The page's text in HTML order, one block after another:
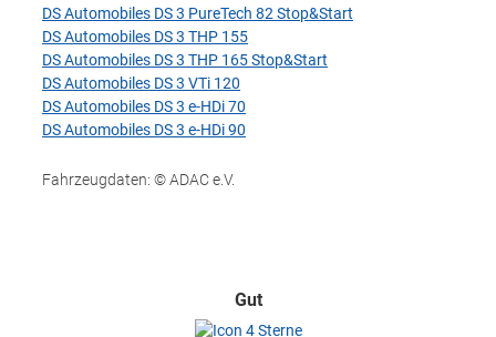
DS Automobiles DS 3 PureTech 82 Stop&Start
DS Automobiles DS 3 THP 155
DS Automobiles DS 3 THP 165 Stop&Start
DS Automobiles DS 3 VTi 120
DS Automobiles DS 3 e-HDi 70
DS Automobiles DS 3 e-HDi 90
Fahrzeugdaten: © ADAC e.V.
Gut